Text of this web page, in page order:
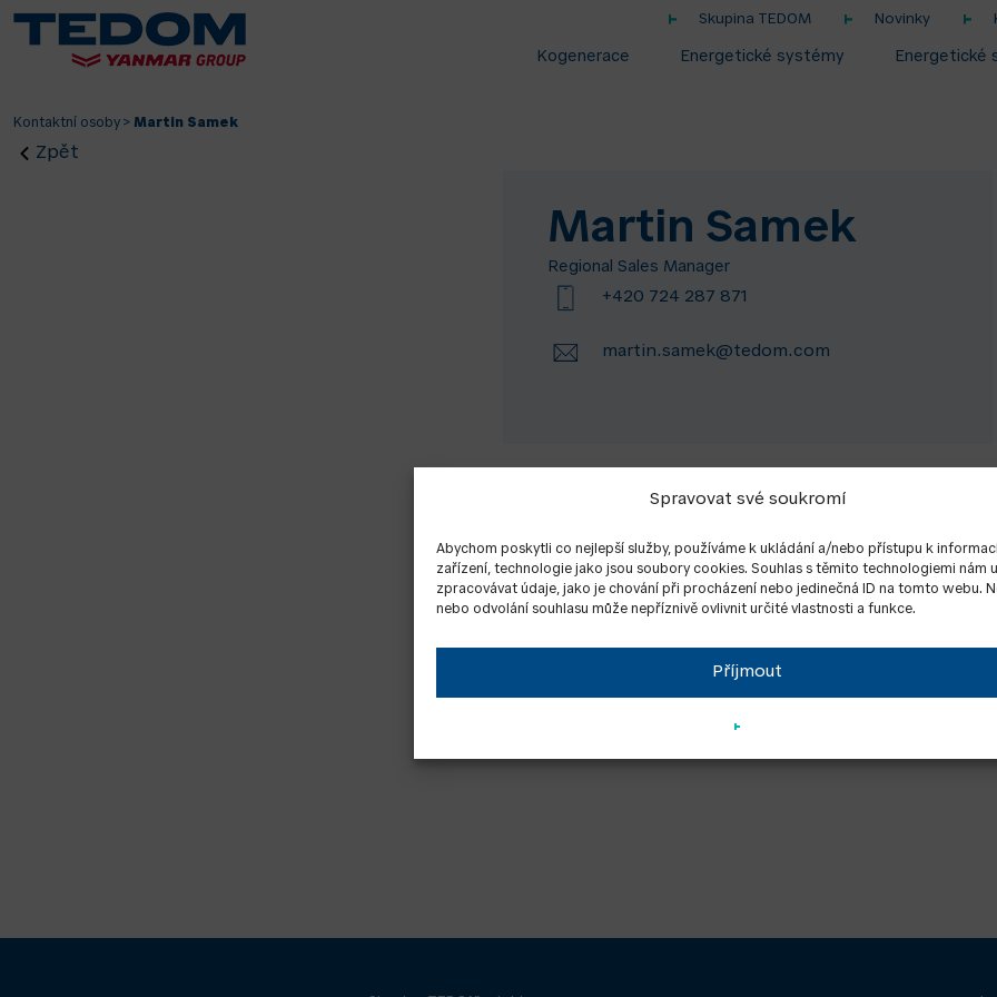
Spravovat své soukromí
Abychom poskytli co nejlepší služby, používáme k ukládání a/nebo přístupu k
zařízení, technologie jako jsou soubory cookies. Souhlas s těmito technologiemi nám
zpracovávat údaje, jako je chování při procházení nebo jedinečná ID na tomto webu.
nebo odvolání souhlasu může nepříznivě ovlivnit určité vlastnosti a funkce.
Příjmout
Skupina TEDOM Novinky
Kogenerace Energetické systémy Energetické
Kontaktní osoby > Martin Samek
Zpět
Martin Samek
Regional Sales Manager
+420 724 287 871
martin.samek@tedom.com